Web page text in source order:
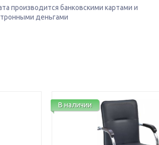
производится банковскими картами и
деньгами
В наличии